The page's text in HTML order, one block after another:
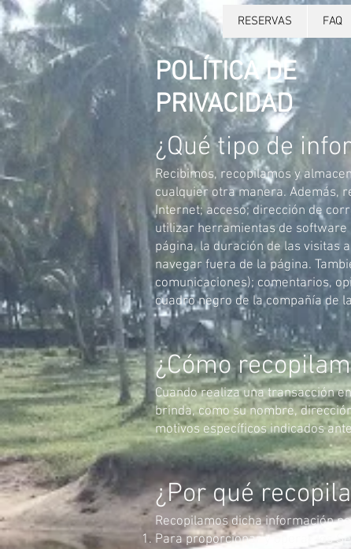
RESERVAS FAQ
POLÍTICA DE
PRIVACIDAD
¿Qué tipo de
Recibimos, recopilamos y
cualquier otra manera. Además,
Internet; acceso; dirección de
utilizar herramientas de software
página, la duración de las visitas
navegar fuera de la página.
comunicaciones); comentarios,
cuadro negro de la compañía de
¿Cómo
Cuando realiza una transacción
brinda, como su nombre,
motivos específicos indicados
¿Por qué
Recopilamos dicha información
Para proporcionar y operar los